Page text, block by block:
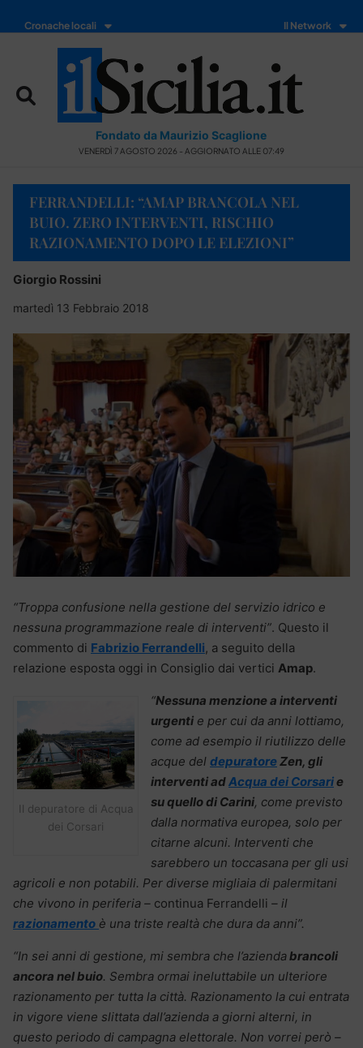
Cronache locali Il Network
Fondato da Maurizio Scaglione
VENERDÌ 7 AGOSTO 2026 - AGGIORNATO ALLE 07:49
FERRANDELLI: “AMAP BRANCOLA NEL
BUIO. ZERO INTERVENTI, RISCHIO
RAZIONAMENTO DOPO LE ELEZIONI”
Giorgio Rossini
martedì 13 Febbraio 2018
“Troppa confusione nella gestione del servizio idrico e
nessuna programmazione reale di interventi”. Questo il
commento di Fabrizio Ferrandelli, a seguito della
relazione esposta oggi in Consiglio dai vertici Amap.
Il depuratore di Acqua
dei Corsari
“Nessuna menzione a interventi
urgenti e per cui da anni lottiamo,
come ad esempio il riutilizzo delle
acque del depuratoreZen, gli
interventi adAcqua dei Corsarie
su quello di Carini, come previsto
dalla normativa europea, solo per
citarne alcuni. Interventi che
sarebbero un toccasana per gli usi
agricoli e non potabili. Per diverse migliaia di palermitani
che vivono in periferia – continua Ferrandelli – il
razionamento è una triste realtà che dura da anni”.
“In sei anni di gestione, mi sembra che l’aziendabrancoli
ancora nel buio. Sembra ormai ineluttabile un ulteriore
razionamento per tutta la città. Razionamento la cui entrata
in vigore viene slittata dall’azienda a giorni alterni, in
questo periodo di campagna elettorale. Non vorrei però –